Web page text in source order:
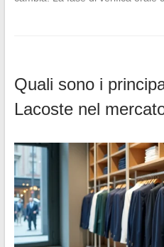
Quali sono i
Lacoste nel